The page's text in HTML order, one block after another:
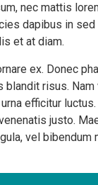
nec mattis
dapibus in
et at diam.
ex. Donec
blandit risus.
efficitur
justo.
vel